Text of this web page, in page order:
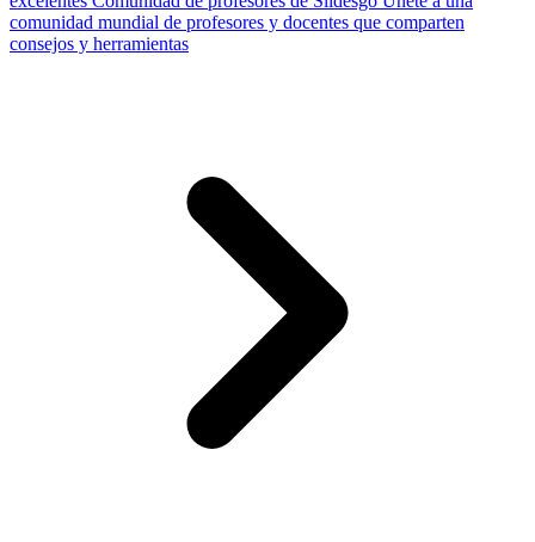
comunidad mundial de profesores y docentes que comparten
consejos y herramientas